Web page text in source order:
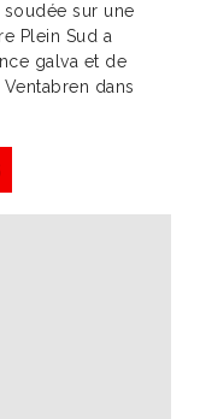
sur une
Plein Sud a
galva et de
dans